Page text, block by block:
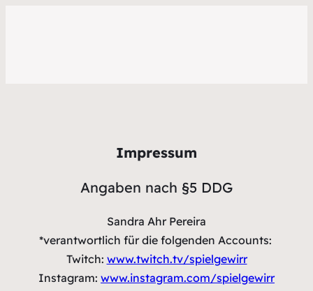
Impressum
Angaben nach §5 DDG
Sandra Ahr Pereira
*verantwortlich für die folgenden Accounts:
Twitch: www.twitch.tv/spielgewirr
Instagram: www.instagram.com/spielgewirr